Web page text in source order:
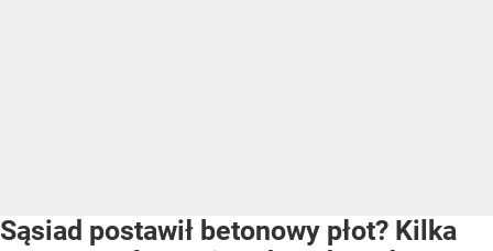
Sąsiad postawił betonowy płot? Kilka